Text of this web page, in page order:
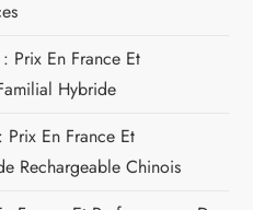
Prix En France Et
Hybride
En France Et
Rechargeable Chinois